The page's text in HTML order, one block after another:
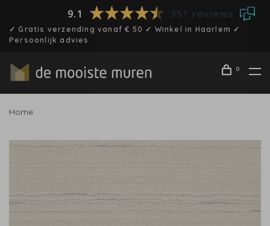
9.1 351 reviews
✓ Gratis verzending vanaf € 50 ✓ Winkel in Haarlem ✓
Persoonlijk advies
0
Home